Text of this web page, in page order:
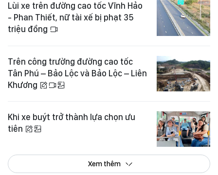
Lùi xe trên đường cao tốc Vĩnh Hảo
- Phan Thiết, nữ tài xế bị phạt 35
triệu đồng
Trên công trường đường cao tốc
Tân Phú – Bảo Lộc và Bảo Lộc – Liên
Khương
Khi xe buýt trở thành lựa chọn ưu
tiên
Xem thêm